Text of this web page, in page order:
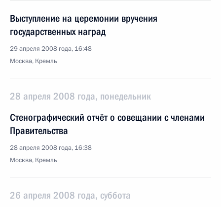
Выступление на церемонии вручения
государственных наград
29 апреля 2008 года, 16:48
Москва, Кремль
28 апреля 2008 года, понедельник
Стенографический отчёт о совещании с членами
Правительства
28 апреля 2008 года, 16:38
Москва, Кремль
26 апреля 2008 года, суббота